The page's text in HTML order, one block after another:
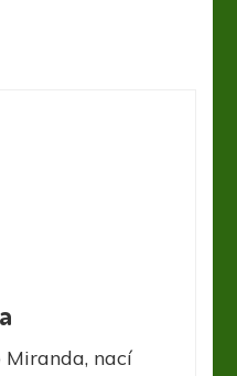
Miranda, nací